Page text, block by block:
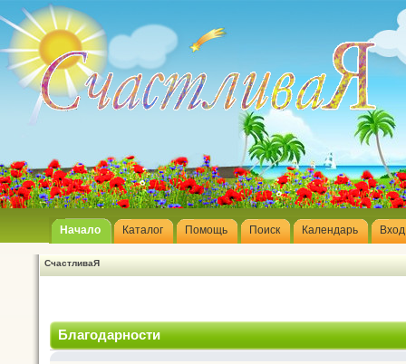
Начало Каталог Помощь Поиск Календарь Вход
СчастливаЯ
Благодарности